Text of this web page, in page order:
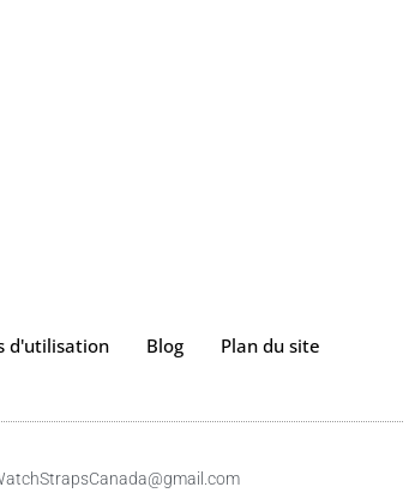
d'utilisation Blog Plan du site